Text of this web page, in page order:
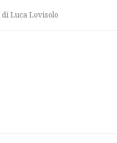
Luca Lovisolo